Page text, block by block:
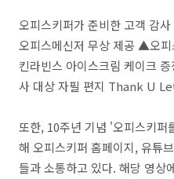
오피스키퍼가 준비한 고객 감
오피스메신저 무상 제공 ▲오
킨라빈스 아이스크림 케이크
사 대상자필 편지 Thank U
또한, 10주년 기념 '오피스키퍼
해 오피스키퍼 홈페이지, 유튜
들과 소통하고 있다. 해당 영상